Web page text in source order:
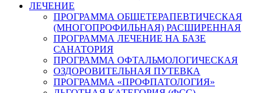
ЛЕЧЕНИЕ
ПРОГРАММА ОБЩЕТЕРАПЕВТИЧЕСКАЯ
(МНОГОПРОФИЛЬНАЯ) РАСШИРЕННАЯ
ПРОГРАММА ЛЕЧЕНИЕ НА БАЗЕ
САНАТОРИЯ
ПРОГРАММА ОФТАЛЬМОЛОГИЧЕСКАЯ
ОЗДОРОВИТЕЛЬНАЯ ПУТЕВКА
ПРОГРАММА «ПРОФПАТОЛОГИЯ»